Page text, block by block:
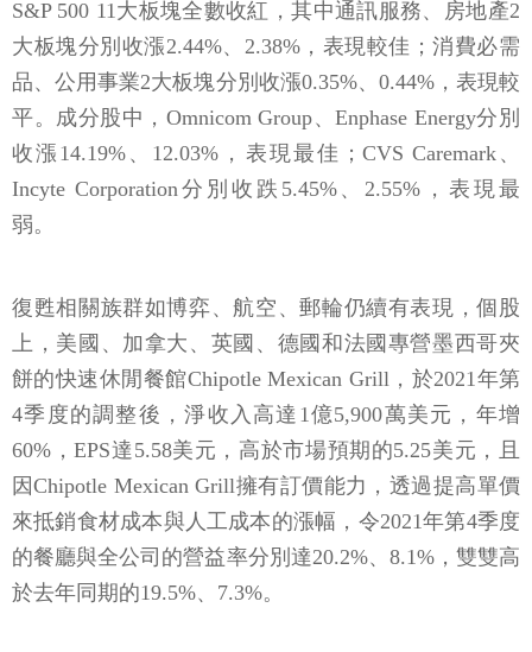
S&P 500 11大板塊全數收紅，其中通訊服務、房地產2
大板塊分別收漲2.44%、2.38%，表現較佳；消費必需
品、公用事業2大板塊分別收漲0.35%、0.44%，表現較
平。成分股中，Omnicom Group、Enphase Energy分別
收漲14.19%、12.03%，表現最佳；CVS Caremark、
Incyte Corporation分別收跌5.45%、2.55%，表現最
弱。
復甦相關族群如博弈、航空、郵輪仍續有表現，個股
上，美國、加拿大、英國、德國和法國專營墨西哥夾
餅的快速休閒餐館Chipotle Mexican Grill，於2021年第
4季度的調整後，淨收入高達1億5,900萬美元，年增
60%，EPS達5.58美元，高於市場預期的5.25美元，且
因Chipotle Mexican Grill擁有訂價能力，透過提高單價
來抵銷食材成本與人工成本的漲幅，令2021年第4季度
的餐廳與全公司的營益率分別達20.2%、8.1%，雙雙高
於去年同期的19.5%、7.3%。